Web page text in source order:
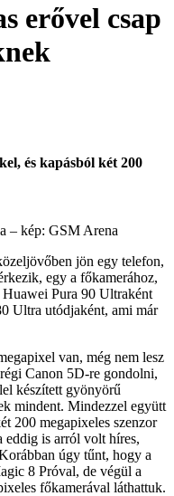
erővel csap
és kapásból két 200
– kép: GSM Arena
jön egy telefon,
egy a főkamerához,
Pura 90 Ultraként
Ultra utódjaként, ami már
van, még nem lesz
Canon 5D-re gondolni,
készített gyönyörű
mindent. Mindezzel együtt
200 megapixeles szenzor
eddig is arról volt híres,
úgy tűnt, hogy a
8 Próval, de végül a
főkamerával láthattuk.